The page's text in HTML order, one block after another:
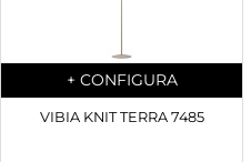
Quantità
+ CONFIGURA
VIBIA KNIT TERRA 7485